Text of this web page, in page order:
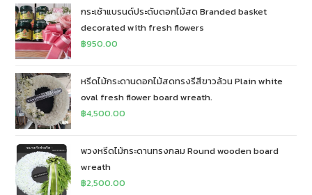
กระเช้าแบรนด์ประดับดอกไม้สด Branded basket
decorated with fresh flowers
฿950.00
หรีดไม้กระดานดอกไม้สดทรงรีสีขาวล้วน Plain white
oval fresh flower board wreath.
฿4,500.00
พวงหรีดไม้กระดานทรงกลม Round wooden board
wreath
฿2,500.00